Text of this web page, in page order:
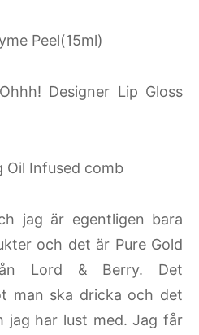
Peel(15ml)
Designer Lip Gloss
Oil Infused comb
jag är egentligen bara
och det är Pure Gold
Lord & Berry. Det
man ska dricka och det
jag har lust med. Jag får